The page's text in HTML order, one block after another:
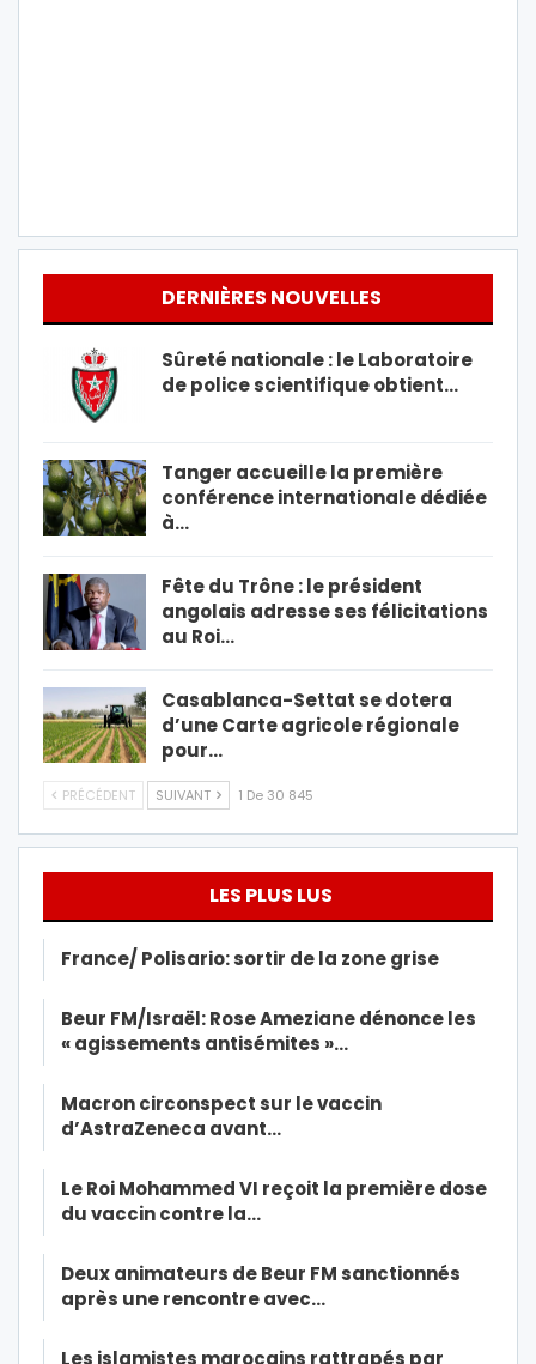
DERNIÈRES NOUVELLES
Sûreté nationale : le Laboratoire
de police scientifique obtient…
Tanger accueille la première
conférence internationale dédiée
à…
Fête du Trône : le président
angolais adresse ses félicitations
au Roi…
Casablanca-Settat se dotera
d’une Carte agricole régionale
pour…
PRÉCÉDENT SUIVANT 1 De 30 845
LES PLUS LUS
France/ Polisario: sortir de la zone grise
Beur FM/Israël: Rose Ameziane dénonce les
« agissements antisémites »…
Macron circonspect sur le vaccin
d’AstraZeneca avant…
Le Roi Mohammed VI reçoit la première dose
du vaccin contre la…
Deux animateurs de Beur FM sanctionnés
après une rencontre avec…
Les islamistes marocains rattrapés par